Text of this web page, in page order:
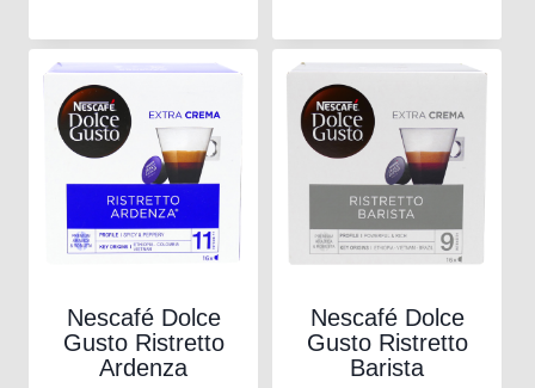
Nescafé Dolce
Gusto Ristretto
Ardenza
Nescafé Dolce
Gusto Ristretto
Barista